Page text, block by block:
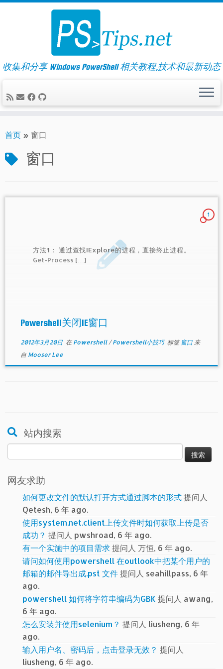
Skip
收集和分享 Windows PowerShell 相关教程,技术和最新动态
首页 » 窗口
窗口
1
方法1： 通过查找IExplore的进程，直接终止进程。
Get-Process […]
Powershell关闭IE窗口
2012年3月20日在 Powershell/Powershell小技巧 标签 窗口 来
自 Mooser Lee
站内搜索
索：
网友求助
如何更改文件的默认打开方式通过脚本的形式提问人
Qetesh, 6 年 ago.
使用system.net.client上传文件时如何获取上传是否
成功？ 提问人 pwshroad, 6 年 ago.
有一个实施中的项目需求提问人 万恒, 6 年 ago.
请问如何使用powershell 在outlook中把某个用户的
邮箱的邮件导出成.pst 文件提问人 seahillpass, 6 年
ago.
powershell 如何将字符串编码为GBK 提问人 awang,
6 年 ago.
怎么安装并使用selenium？ 提问人 liusheng, 6 年
ago.
输入用户名、密码后，点击登录无效？ 提问人
liusheng, 6 年 ago.